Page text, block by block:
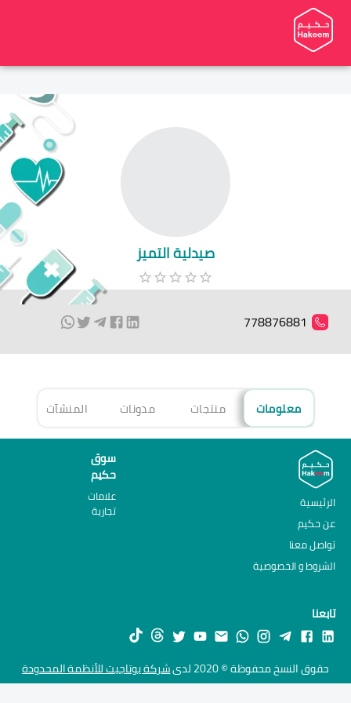
صيدلية التميز
778876881
معلومات منتجات مدونات المنشآت
الرئيسية
عن حكيم
تواصل معنا
الشروط و الخصوصية
سوق
حكيم
علامات
تجارية
تابعنا
حقوق النسخ محفوظة © 2020 لدى شركة يوتاجيت للأنظمة المحدودة